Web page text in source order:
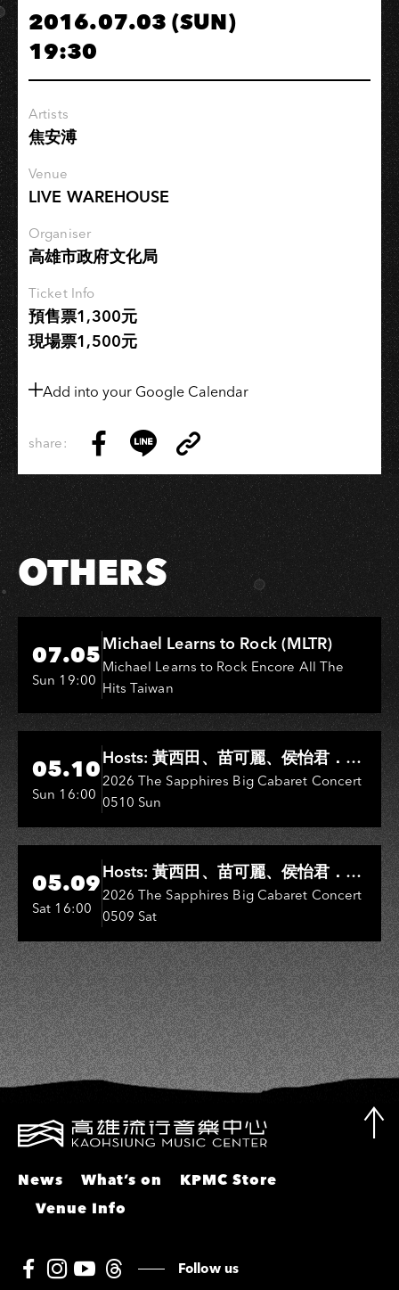
高
雄
場
2016.07.03 (SUN)
19:30
Artists
焦安溥
Venue
LIVE WAREHOUSE
Organiser
高雄市政府文化局
Ticket Info
預售票1,300元
現場票1,500元
Add into your Google Calendar
share:
on
Facebook
on
LINE
Link
Copy
Link
OTHERS
Hi-Ing Music Hall
07.05
Sun 19:00
Michael Learns to Rock (MLTR)
Michael Learns to Rock Encore All The
Hits Taiwan
Hi-Ing Music Hall
05.10
Sun 16:00
Hosts: 黃西田、苗可麗、侯怡君．
Entertainers: 葉啟田、鳥來嬤-吳
敏、王彩樺、王瑞霞、吳淑敏、施文
彬、邵大倫、曹雅雯、陳孟賢、黃露
瑤
2026 The Sapphires Big Cabaret Concert
0510 Sun
Hi-Ing Music Hall
05.09
Sat 16:00
Hosts: 黃西田、苗可麗、侯怡君．
Entertainers: 葉啟田、鳥來嬤-吳
敏、張秀卿、王彩樺、吳淑敏、施文
彬、邵大倫、曹雅雯、陳孟賢、黃露
瑤
2026 The Sapphires Big Cabaret Concert
0509 Sat
News What’s on
KPMC Store
Venue Info
Follow us